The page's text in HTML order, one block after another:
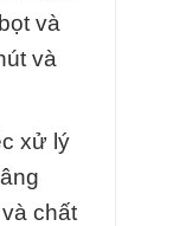
và
và
xử lý
chất